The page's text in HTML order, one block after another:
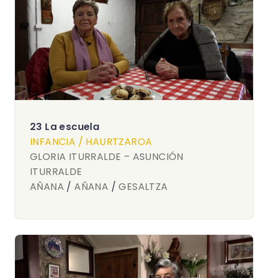
23 La escuela
INFANCIA / HAURTZAROA
GLORIA ITURRALDE – ASUNCIÓN
ITURRALDE
AÑANA /AÑANA /GESALTZA